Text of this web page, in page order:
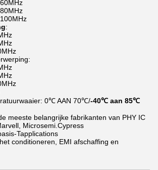
:
0℃ AAN 70℃/-40℃ aan 85℃
meeste belangrijke fabrikanten van PHY IC
Microsemi.Cypress
Tapplications
conditioneren, EMI afschaffing en